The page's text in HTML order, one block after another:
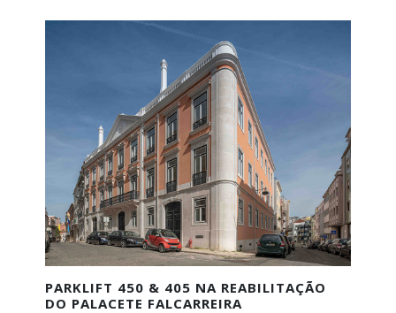
PARKLIFT 450 & 405 NA REABILITAÇÃO
DO PALACETE FALCARREIRA